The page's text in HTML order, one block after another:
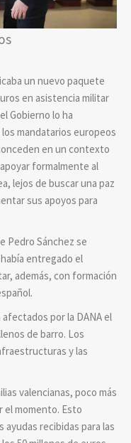
un nuevo paquete
en asistencia militar
Gobierno lo ha
mandatarios europeos
en un contexto
formalmente al
lejos de buscar una paz
sus apoyos para
Pedro Sánchez se
entregado el
además, con formación
por la DANA el
de barro. Los
y las
valencianas, poco más
el momento. Esto
recibidas para las